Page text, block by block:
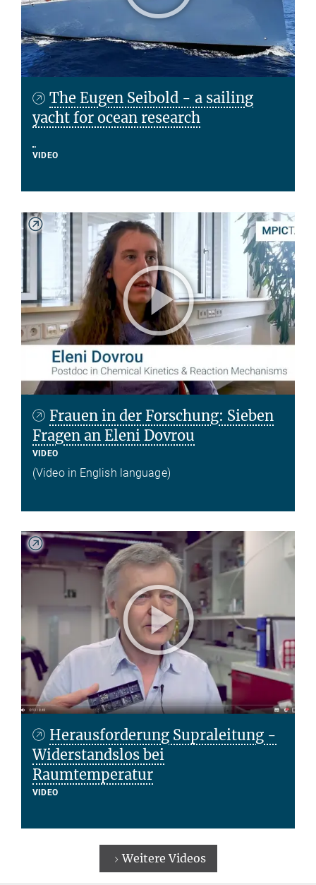
The Eugen Seibold - a sailing
yacht for ocean research
VIDEO
Frauen in der Forschung: Sieben
Fragen an Eleni Dovrou
VIDEO
(Video in English language)
Herausforderung Supraleitung -
Widerstandslos bei
Raumtemperatur
VIDEO
Weitere Videos